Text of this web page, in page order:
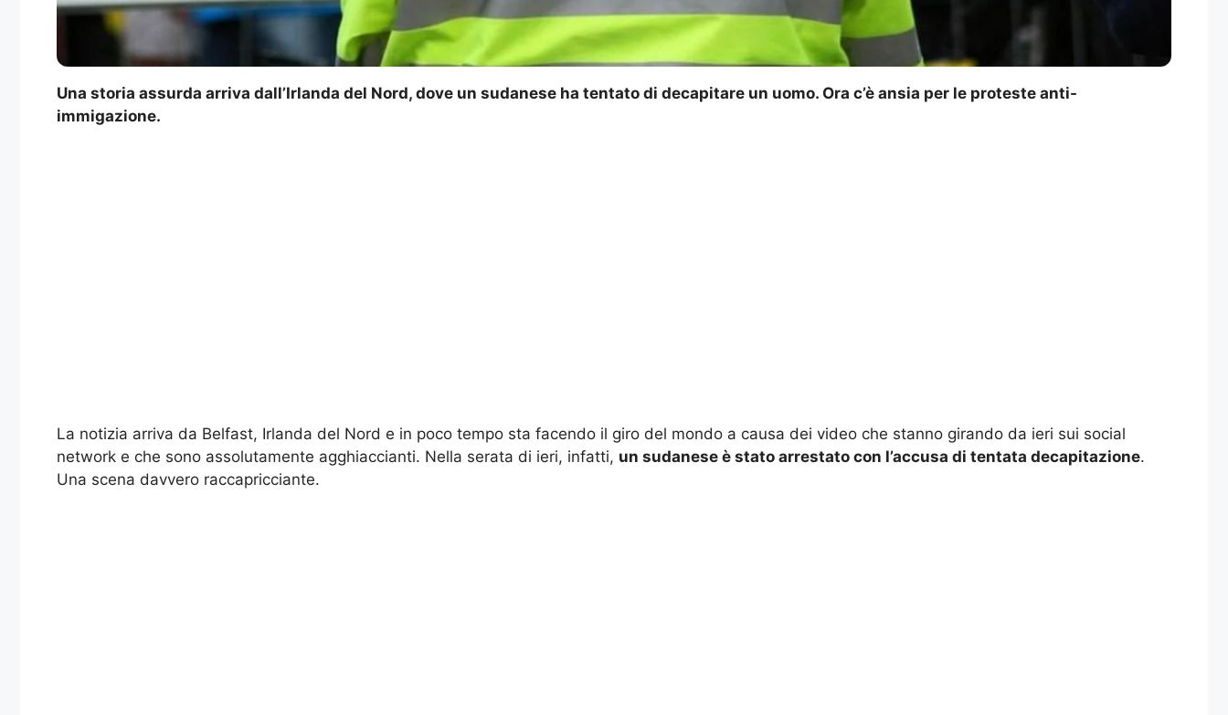
Una storia assurda arriva dall’Irlanda del Nord, dove un sudanese ha tentato di decapitare un uomo. Ora c’è ansia per le proteste anti-
immigazione.
La notizia arriva da Belfast, Irlanda del Nord e in poco tempo sta facendo il giro del mondo a causa dei video che stanno girando da ieri sui social
network e che sono assolutamente agghiaccianti. Nella serata di ieri, infatti, un sudanese è stato arrestato con l’accusa di tentata decapitazione.
Una scena davvero raccapricciante.